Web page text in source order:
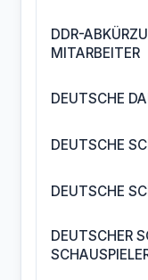
DDR-
MITARBEITER
DEUTSCHE
DEUTSCHE
DEUTSCHE
DEUTSCHER